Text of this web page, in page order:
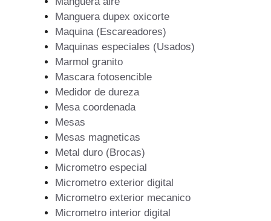
Manguera dupex oxicorte
Maquina (Escareadores)
Maquinas especiales (Usados)
Marmol granito
Mascara fotosencible
Medidor de dureza
Mesa coordenada
Mesas
Mesas magneticas
Metal duro (Brocas)
Micrometro especial
Micrometro exterior digital
Micrometro exterior mecanico
Micrometro interior digital